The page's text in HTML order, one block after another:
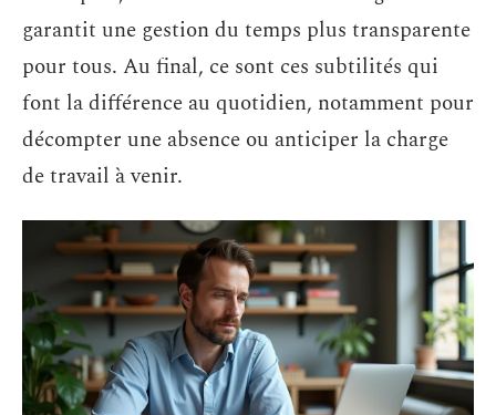
garantit une gestion du temps plus transparente
pour tous. Au final, ce sont ces subtilités qui
font la différence au quotidien, notamment pour
décompter une absence ou anticiper la charge
de travail à venir.